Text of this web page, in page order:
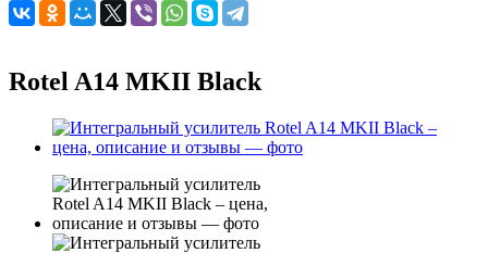
Rotel A14 MKII Black